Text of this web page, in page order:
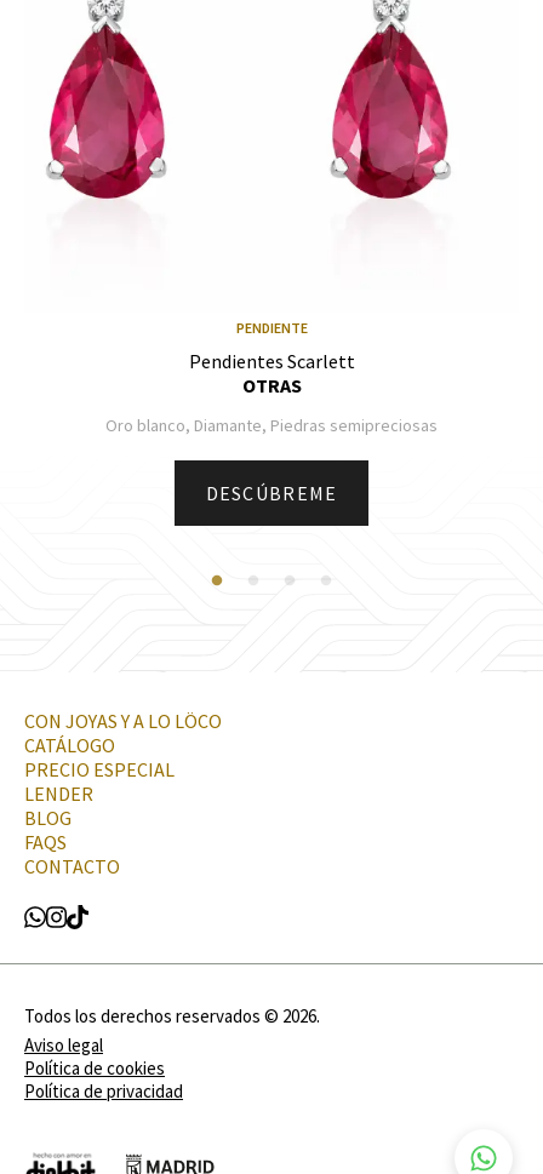
PENDIENTE
Pendientes Scarlett
OTRAS
Oro blanco, Diamante, Piedras semipreciosas
DESCÚBREME
CON JOYAS Y A LO LÖCO
CATÁLOGO
PRECIO ESPECIAL
LENDER
BLOG
FAQS
CONTACTO
Todos los derechos reservados © 2026.
Aviso legal
Política de cookies
Política de privacidad